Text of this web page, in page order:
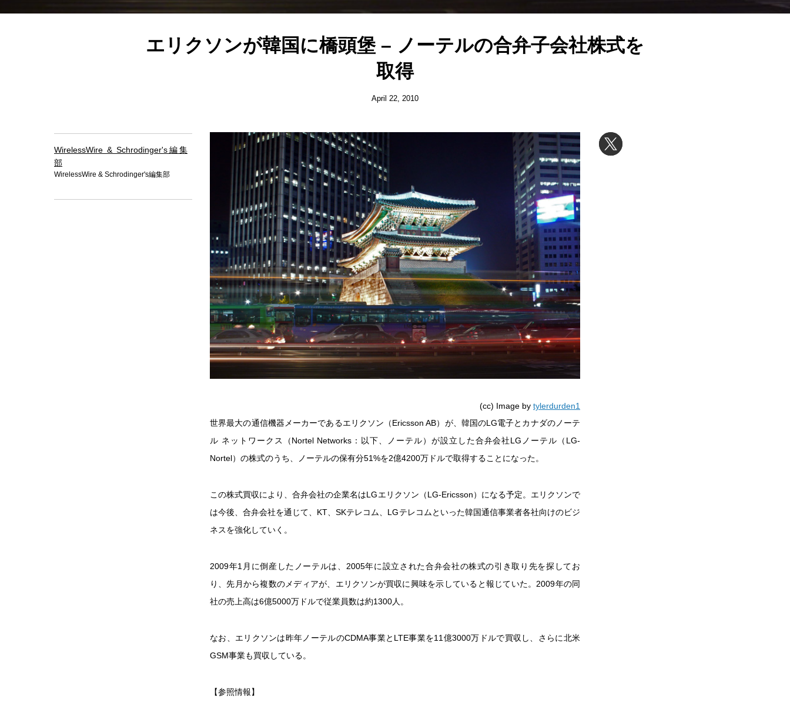
エリクソンが韓国に橋頭堡 – ノーテルの合弁子会社株式を
取得
April 22, 2010
WirelessWire & Schrodinger's編集
部
WirelessWire & Schrodinger's編集部
(cc) Image by tylerdurden1
世界最大の通信機器メーカーであるエリクソン（Ericsson AB）が、韓国のLG電子とカナダのノーテ
ル ネットワークス（Nortel Networks：以下、ノーテル）が設立した合弁会社LGノーテル（LG-
Nortel）の株式のうち、ノーテルの保有分51%を2億4200万ドルで取得することになった。
この株式買収により、合弁会社の企業名はLGエリクソン（LG-Ericsson）になる予定。エリクソンで
は今後、合弁会社を通じて、KT、SKテレコム、LGテレコムといった韓国通信事業者各社向けのビジ
ネスを強化していく。
2009年1月に倒産したノーテルは、2005年に設立された合弁会社の株式の引き取り先を探してお
り、先月から複数のメディアが、エリクソンが買収に興味を示していると報じていた。2009年の同
社の売上高は6億5000万ドルで従業員数は約1300人。
なお、エリクソンは昨年ノーテルのCDMA事業とLTE事業を11億3000万ドルで買収し、さらに北米
GSM事業も買収している。
【参照情報】